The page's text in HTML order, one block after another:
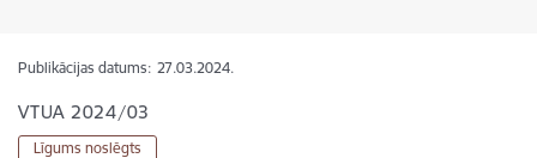
Publikācijas datums: 27.03.2024.
VTUA 2024/03
Līgums noslēgts